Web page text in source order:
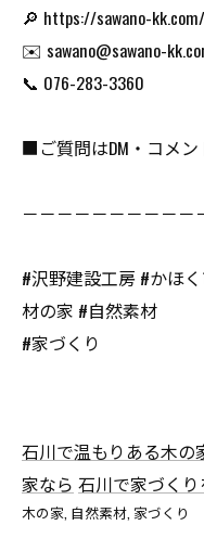
🔎 https://sawano-kk.com/
✉️ sawano@sawano-
📞 076-283-3360
■ご質問はDM・コメ
－－－－－－－－－－
#沢野建設工房 #かほ
材の家 #自然素材
#家づくり
石川で温もりある木の
家なら 石川で家づく
木の家 自然素材 家づくり